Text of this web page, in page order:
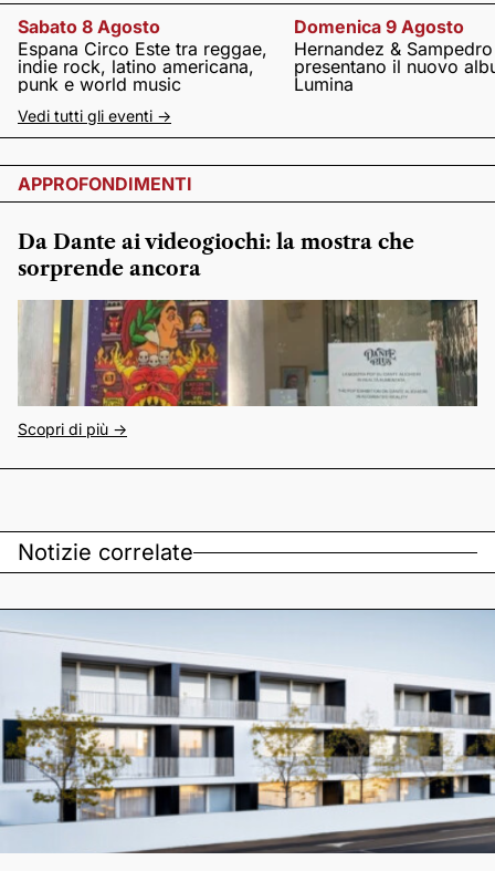
Sabato 8 Agosto
Espana Circo Este tra reggae,
indie rock, latino americana,
punk e world music
Domenica 9 Agosto
Hernandez & Sampedro
presentano il nuovo
Lumina
Vedi tutti gli eventi ->
APPROFONDIMENTI
Da Dante ai videogiochi: la mostra che
sorprende ancora
Scopri di più ->
Notizie correlate